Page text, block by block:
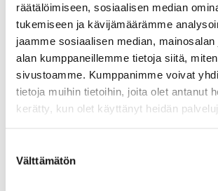
räätälöimiseen, sosiaalisen median
tukemiseen ja kävijämäärämme
jaamme sosiaalisen median,
alan kumppaneillemme tietoja siitä,
sivustoamme. Kumppanimme voivat
tietoja muihin tietoihin, joita olet antanut
kerätty, kun olet käyttänyt heidän
valinta
Välttämätön
Jaa tapahtuma:
Facebook
Twitter
Linkedin